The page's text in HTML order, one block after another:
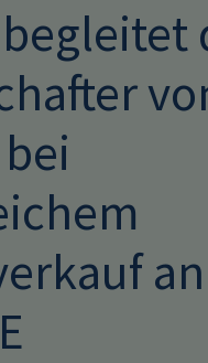
begleitet
an